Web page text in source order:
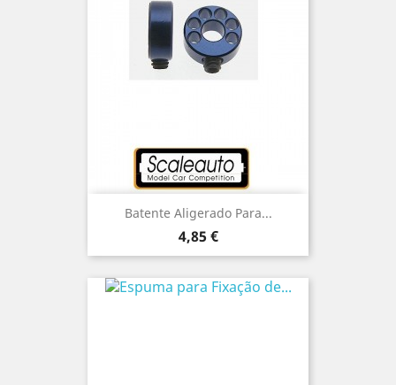
Batente Aligerado Para...
Preço
4,85 €